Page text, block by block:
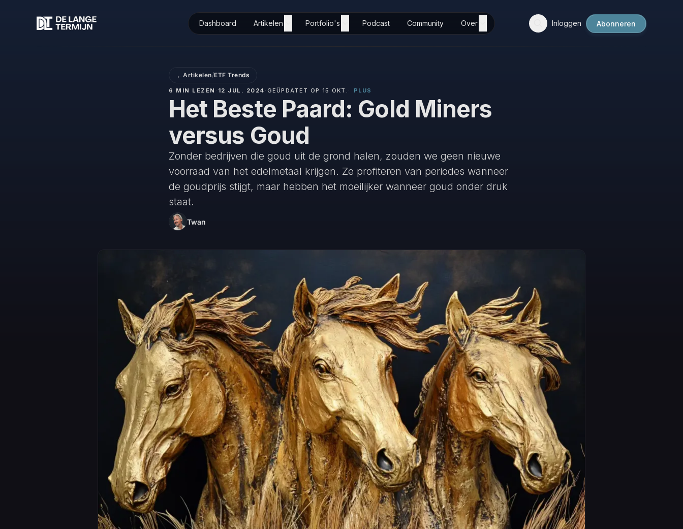
Dashboard Artikelen Portfolio's Podcast Community Over Inloggen Abonneren
←Artikelen/ETF Trends
6 MIN LEZEN · 12 JUL. 2024 · GEÜPDATET OP 15 OKT. · PLUS
Het Beste Paard: Gold Miners
versus Goud
Zonder bedrijven die goud uit de grond halen, zouden we geen nieuwe
voorraad van het edelmetaal krijgen. Ze profiteren van periodes wanneer
de goudprijs stijgt, maar hebben het moeilijker wanneer goud onder druk
staat.
Twan